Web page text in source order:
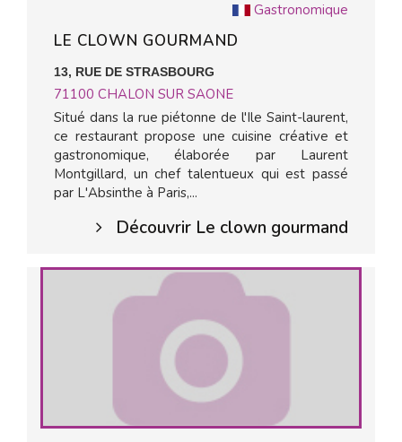
Gastronomique
LE CLOWN GOURMAND
13, RUE DE STRASBOURG
71100 CHALON SUR SAONE
Situé dans la rue piétonne de l'Ile Saint-laurent,
ce restaurant propose une cuisine créative et
gastronomique, élaborée par Laurent
Montgillard, un chef talentueux qui est passé
par L'Absinthe à Paris,...
Découvrir Le clown gourmand